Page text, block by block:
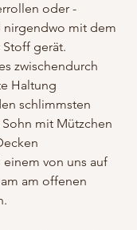
oder -
nirgendwo mit dem
gerät.
zwischendurch
Haltung
schlimmsten
mit Mützchen
von uns auf
am offenen